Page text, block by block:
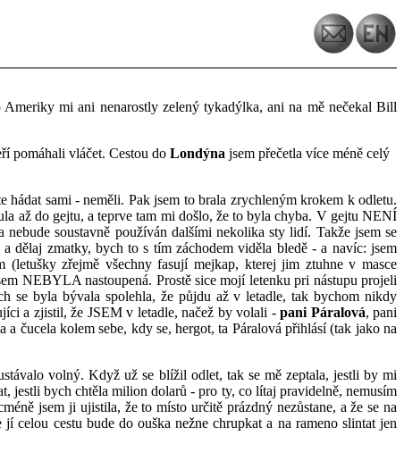
mi ani nenarostly zelený tykadýlka, ani na mě nečekal Bill
pomáhali vláčet. Cestou do Londýna jsem přečetla více méně celý
sami - neměli. Pak jsem to brala zrychleným krokem k odletu.
až do gejtu, a teprve tam mi došlo, že to byla chyba. V gejtu NENÍ
soustavně používán dalšími nekolika sty lidí. Takže jsem se
dělaj zmatky, bych to s tím záchodem viděla bledě - a navíc: jsem
zřejmě všechny fasují mejkap, kterej jim ztuhne v masce
NEBYLA nastoupená. Prostě sice mojí letenku pri nástupu projeli
se byla bývala spolehla, že půjdu až v letadle, tak bychom nikdy
a zjistil, že JSEM v letadle, načež by volali -pani Páralová, pani
čucela kolem sebe, kdy se, hergot, ta Páralová přihlásí (tak jako na
volný. Když už se blížil odlet, tak se mě zeptala, jestli by mi
jestli bych chtěla milion dolarů - pro ty, co lítaj pravidelně, nemusím
jsem ji ujistila, že to místo určitě prázdný nezůstane, a že se na
celou cestu bude do ouška nežne chrupkat a na rameno slintat jen